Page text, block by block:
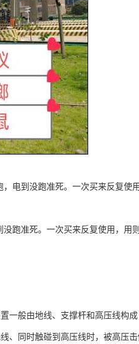
电到没跑准死。一次买来反复使
跑准死。一次买来反复使用，用
一般由地线、支撑杆和高压线构
、同时触碰到高压线时，被高压